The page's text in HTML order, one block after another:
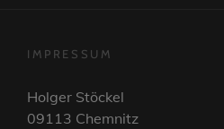
IMPRESSUM
Holger Stöckel
09113 Chemnitz